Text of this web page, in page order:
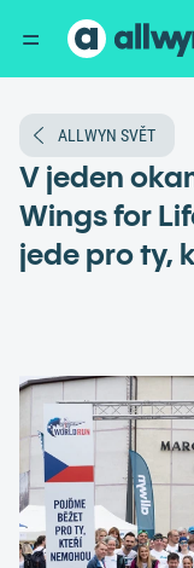
ALLWYN SVĚT
V jeden
Wings for
jede pro ty,